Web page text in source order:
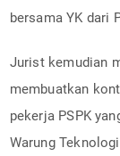
bersama YK dari
Jurist kemudian
membuatkan
pekerja PSPK
Warung